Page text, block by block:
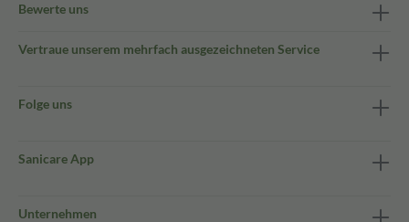
Bewerte uns
Vertraue unserem mehrfach ausgezeichneten Service
Folge uns
Sanicare App
Unternehmen